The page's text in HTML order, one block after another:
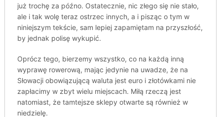
już trochę za późno. Ostatecznie, nic złego się nie stało,
ale i tak wolę teraz ostrzec innych, a i pisząc o tym w
niniejszym tekście, sam lepiej zapamiętam na przyszłość,
by jednak polisę wykupić.
Oprócz tego, bierzemy wszystko, co na każdą inną
wyprawę rowerową, mając jedynie na uwadze, że na
Słowacji obowiązującą waluta jest euro i złotówkami nie
zapłacimy w zbyt wielu miejscach. Miłą rzeczą jest
natomiast, że tamtejsze sklepy otwarte są również w
niedzielę.